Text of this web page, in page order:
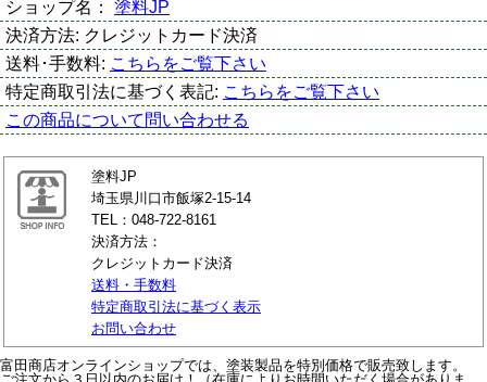
ショップ名： 塗料JP
決済方法: クレジットカード決済
送料･手数料: こちらをご覧下さい
特定商取引法に基づく表記: こちらをご覧下さい
この商品について問い合わせる
塗料JP
埼玉県川口市飯塚2-15-14
TEL：048-722-8161
決済方法：
クレジットカード決済
送料・手数料
特定商取引法に基づく表示
お問い合わせ
富田商店オンラインショップでは、塗装製品を特別価格で販売致します。